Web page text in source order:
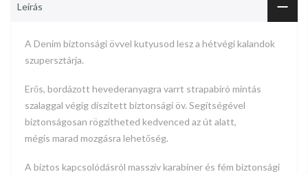
Leírás
A Denim biztonsági övvel kutyusod lesz a hétvégi kalandok
szupersztárja.
Erős, bordázott hevederanyagra varrt strapabíró mintás
szalaggal végig díszített biztonsági öv. Segítségével
biztonságosan rögzítheted kedvenced az út alatt,
mégis marad mozgásra lehetőség.
A biztos kapcsolódásról masszív karabiner és fém biztonsági